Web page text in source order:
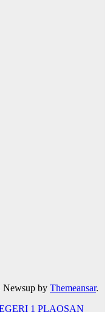
Newsup by Themeansar.
1 PLAOSAN